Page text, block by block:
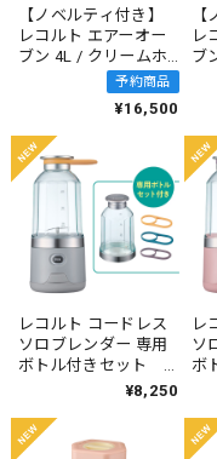
【ノベルティ付き】
レコルト エアーオー
ブン 4L / クリームホ
ワイト RAO-4(CW)
予約商品
¥16,500
レ
ブ
レコルト コードレス
ソロブレンダー 専用
ボトル付きセット
／ ライトグレー RSB-
¥8,250
レ
ソ
ボ